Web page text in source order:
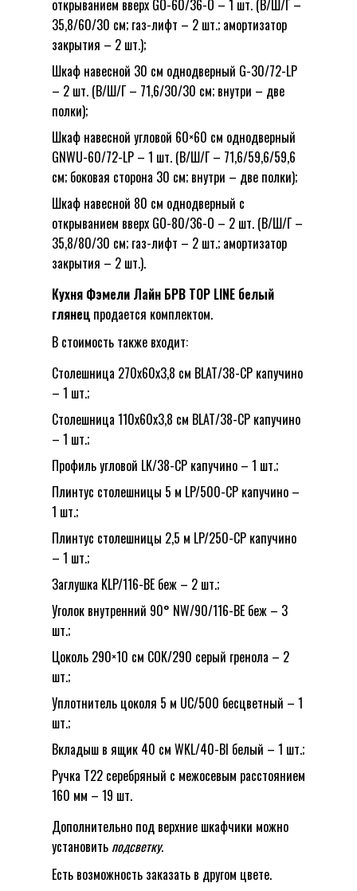
открыванием вверх GO-60/36-O – 1 шт. (В/Ш/Г –
35,8/60/30 см; газ-лифт – 2 шт.; амортизатор
закрытия – 2 шт.);
Шкаф навесной 30 см однодверный G-30/72-LP
– 2 шт. (В/Ш/Г – 71,6/30/30 см; внутри – две
полки);
Шкаф навесной угловой 60×60 см однодверный
GNWU-60/72-LP – 1 шт. (В/Ш/Г – 71,6/59,6/59,6
см; боковая сторона 30 см; внутри – две полки);
Шкаф навесной 80 см однодверный с
открыванием вверх GO-80/36-O – 2 шт. (В/Ш/Г –
35,8/80/30 см; газ-лифт – 2 шт.; амортизатор
закрытия – 2 шт.).
Кухня Фэмели Лайн БРВ TOP LINE белый
глянец продается комплектом.
В стоимость также входит:
Столешница 270x60x3,8 см BLAT/38-CP капучино
– 1 шт.;
Столешница 110x60x3,8 см BLAT/38-CP капучино
– 1 шт.;
Профиль угловой LK/38-CP капучино – 1 шт.;
Плинтус столешницы 5 м LP/500-CP капучино –
1 шт.;
Плинтус столешницы 2,5 м LP/250-CP капучино
– 1 шт.;
Заглушка KLP/116-BE беж – 2 шт.;
Уголок внутренний 90° NW/90/116-BE беж – 3
шт.;
Цоколь 290×10 см COK/290 серый гренола – 2
шт.;
Уплотнитель цоколя 5 м UC/500 бесцветный – 1
шт.;
Вкладыш в ящик 40 см WKL/40-BI белый – 1 шт.;
Ручка T22 серебряный с межосевым расстоянием
160 мм – 19 шт.
Дополнительно под верхние шкафчики можно
установить подсветку.
Есть возможность заказать в другом цвете.